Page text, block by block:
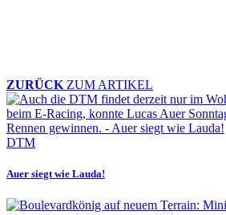
ZURÜCK ZUM ARTIKEL
DTM
Auer siegt wie Lauda!